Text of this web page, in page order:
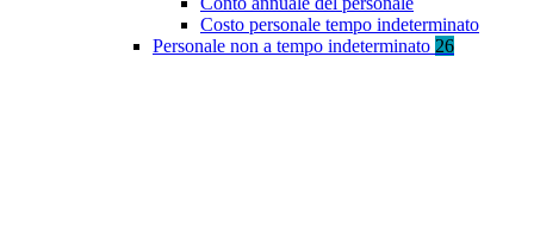
Costo personale tempo indeterminato
Personale non a tempo indeterminato 26